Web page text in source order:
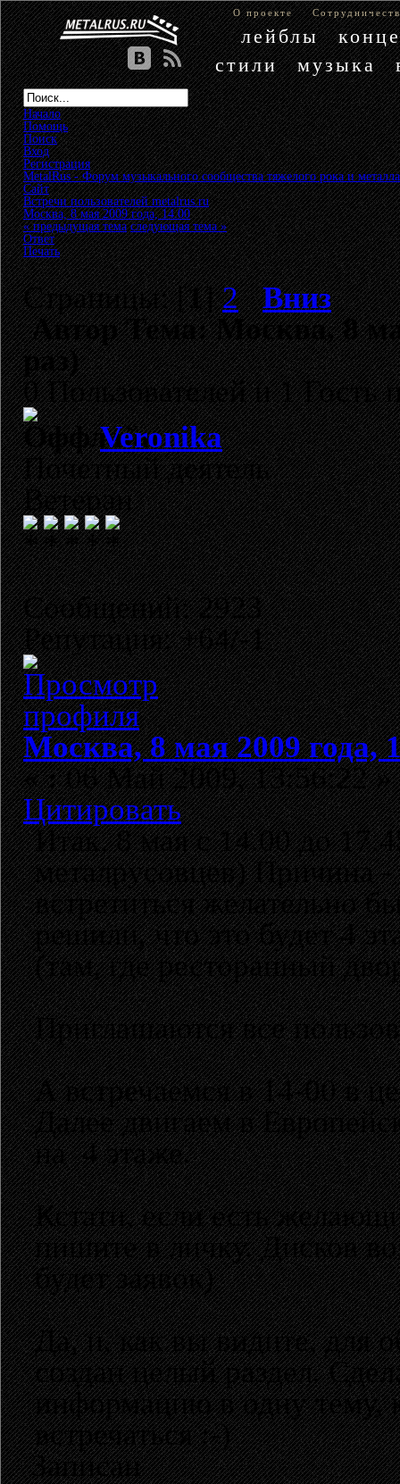
О проекте
лейблы
стили
музыка
Начало
Помощь
Поиск
Вход
Регистрация
MetalRus - Форум музыкального сообщества тяжелого рока и металла
Сайт»
Встречи пользователей metalrus.ru»
Москва, 8 мая 2009 года, 14.00
« предыдущая тема следующая тема »
Ответ
Печать
Страницы: [1]2
Вниз
АвторТема: Москва, 8
раз)
0 Пользователей и 1 Гость
Veronika
Почетный деятель
Ветеран
Сообщений: 2923
Репутация: +64/-1
Москва, 8 мая 2009 года,
«:06 Май 2009, 13:56:22 »
Цитировать
Итак, 8 мая с 14.00 до
металрусовцев) Причина
встретиться желательно
решили, что это будет 4
(там, где ресторанный
Приглашаются все
А встречаемся в 14-00 в
Далее двигаем в
на 4 этаже.
Кстати, если есть
пишите в личку. Дисков
будет заявок)
Да, и, как вы видите, для
создан целый раздел.
информацию в одну тему,
встречаться :-)
Записан